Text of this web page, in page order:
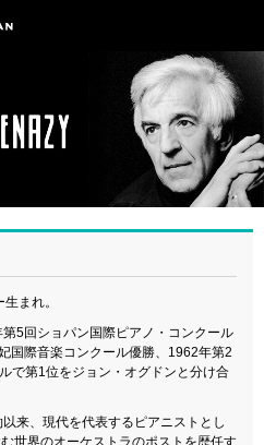
まれ。
5回ショパン国際ピアノ・コンクール
国際音楽コンクール優勝、1962年第2
で第1位をジョン・オグドンと分け合
来、現代を代表するピアニストとし
世界のオーケストラのポストを歴任す